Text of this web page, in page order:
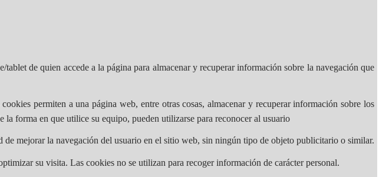
de quien accede a la página para almacenar y recuperar información sobre la navegación que
permiten a una página web, entre otras cosas, almacenar y recuperar información sobre los
forma en que utilice su equipo, pueden utilizarse para reconocer al usuario
mejorar la navegación del usuario en el sitio web, sin ningún tipo de objeto publicitario o similar.
su visita. Las cookies no se utilizan para recoger información de carácter personal.